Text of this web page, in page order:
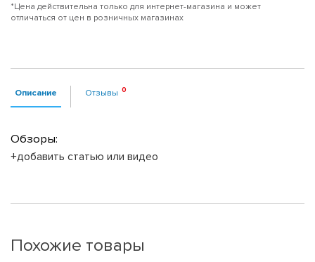
*Цена действительна только для интернет-магазина и может
отличаться от цен в розничных магазинах
Описание Отзывы
Обзоры:
+добавить статью или видео
Похожие товары